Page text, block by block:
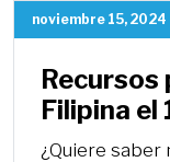
noviembre 15, 2024
Recursos
Filipina el
¿Quiere saber